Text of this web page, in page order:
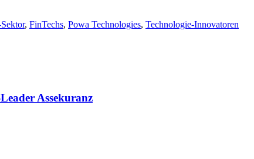
, FinTechs, Powa Technologies, Technologie-Innovatoren
Assekuranz